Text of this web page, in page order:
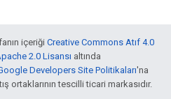
içeriği Creative Commons Atıf 4.0
2.0 Lisansı altında
Developers Site Politikaları'na
ortaklarının tescilli ticari markasıdır.